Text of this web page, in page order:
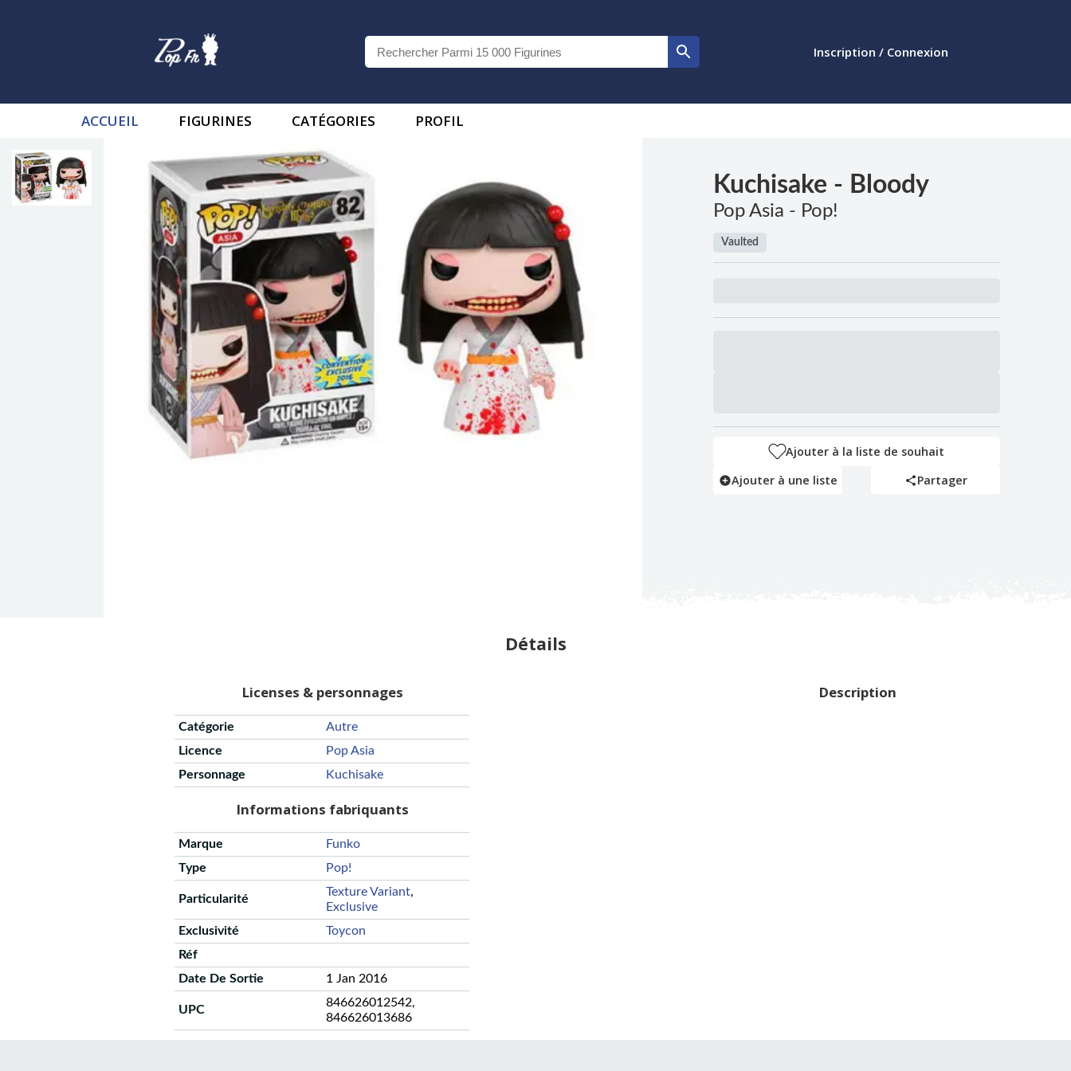
Inscription / Connexion
ACCUEIL FIGURINES CATÉGORIES PROFIL
Kuchisake - Bloody
Pop Asia - Pop!
Vaulted
Ajouter à la liste de souhait
Ajouter à une liste
Partager
Détails
Licenses & personnages
Catégorie
Autre
Licence
Pop Asia
Personnage
Kuchisake
Informations fabriquants
Marque
Funko
Type
Pop!
Particularité
Texture Variant,
Exclusive
Exclusivité
Toycon
Réf
Date De Sortie
1 Jan 2016
UPC
846626012542,
846626013686
Description